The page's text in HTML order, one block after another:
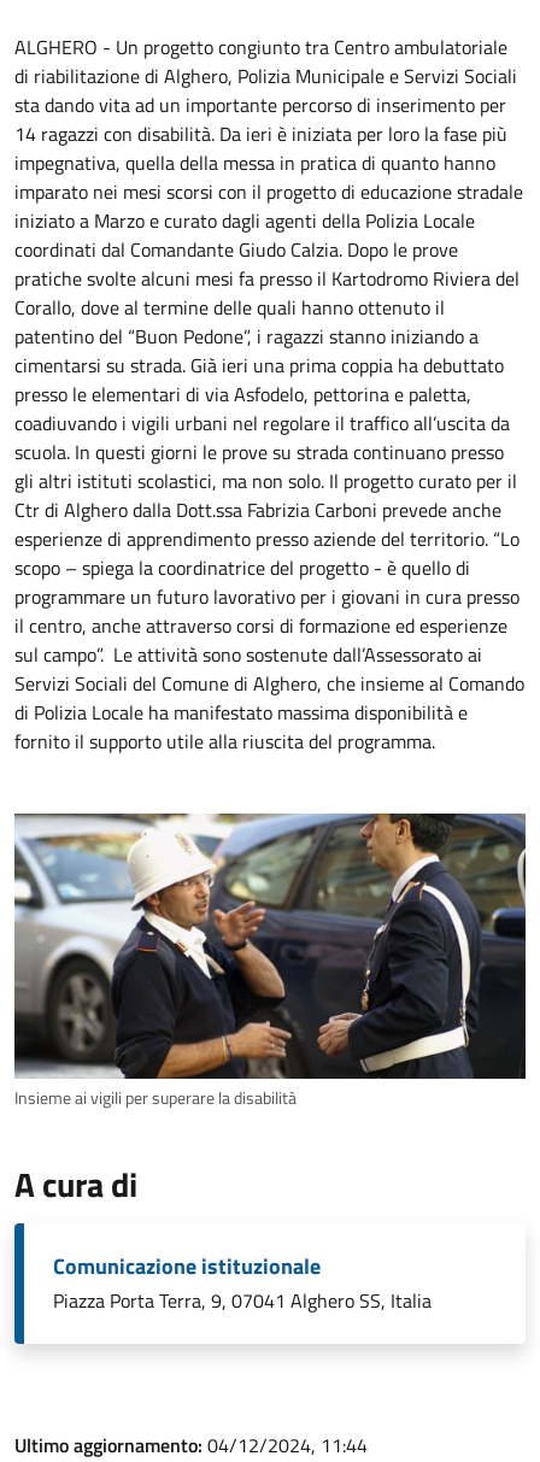
ALGHERO - Un progetto congiunto tra Centro ambulatoriale
di riabilitazione di Alghero, Polizia Municipale e Servizi Sociali
sta dando vita ad un importante percorso di inserimento per
14 ragazzi con disabilità. Da ieri è iniziata per loro la fase più
impegnativa, quella della messa in pratica di quanto hanno
imparato nei mesi scorsi con il progetto di educazione stradale
iniziato a Marzo e curato dagli agenti della Polizia Locale
coordinati dal Comandante Giudo Calzia. Dopo le prove
pratiche svolte alcuni mesi fa presso il Kartodromo Riviera del
Corallo, dove al termine delle quali hanno ottenuto il
patentino del “Buon Pedone”, i ragazzi stanno iniziando a
cimentarsi su strada. Già ieri una prima coppia ha debuttato
presso le elementari di via Asfodelo, pettorina e paletta,
coadiuvando i vigili urbani nel regolare il traffico all’uscita da
scuola. In questi giorni le prove su strada continuano presso
gli altri istituti scolastici, ma non solo. Il progetto curato per il
Ctr di Alghero dalla Dott.ssa Fabrizia Carboni prevede anche
esperienze di apprendimento presso aziende del territorio. “Lo
scopo – spiega la coordinatrice del progetto - è quello di
programmare un futuro lavorativo per i giovani in cura presso
il centro, anche attraverso corsi di formazione ed esperienze
sul campo”. Le attività sono sostenute dall’Assessorato ai
Servizi Sociali del Comune di Alghero, che insieme al Comando
di Polizia Locale ha manifestato massima disponibilità e
fornito il supporto utile alla riuscita del programma.
Insieme ai vigili per superare la disabilità
A cura di
Comunicazione istituzionale
Piazza Porta Terra, 9, 07041 Alghero SS, Italia
Ultimo aggiornamento: 04/12/2024, 11:44